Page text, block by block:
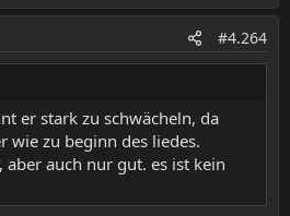
#4.264
er stark zu schwächeln, da
zu beginn des liedes.
auch nur gut. es ist kein